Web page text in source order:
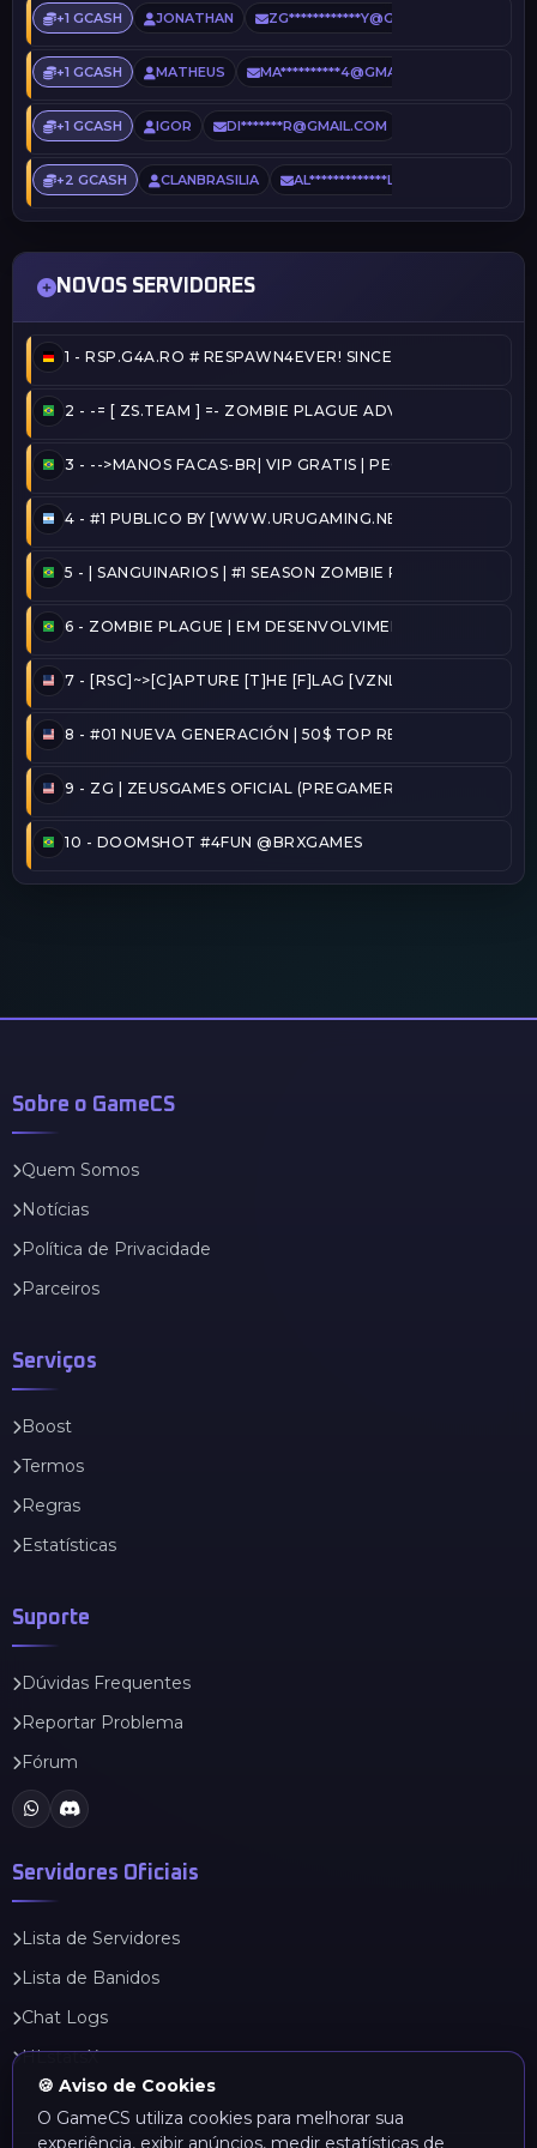
+1 GCASH JONATHAN ZG************Y@GMAIL.COM
+1 GCASH MATHEUS MA**********4@GMAIL.COM
+1 GCASH IGOR DI*******R@GMAIL.COM
+2 GCASH CLANBRASILIA AL*************L@GMAIL.COM
NOVOS SERVIDORES
1 - RSP.G4A.RO # RESPAWN4EVER! SINCE 2020!
2 - -= [ ZS.TEAM ] =- ZOMBIE PLAGUE ADVANCED
3 - -->MANOS FACAS-BR| VIP GRATIS | PEGA BANDEIRA -
4 - #1 PUBLICO BY [WWW.URUGAMING.NET]
5 - | SANGUINARIOS | #1 SEASON ZOMBIE PLAGUE@2026/
6 - ZOMBIE PLAGUE | EM DESENVOLVIMENTO
7 - [RSC]~>[C]APTURE [T]HE [F]LAG [VZNLA]
8 - #01 NUEVA GENERACIÓN | 50$ TOP REINICIADO
9 - ZG | ZEUSGAMES OFICIAL (PREGAMER)
10 - DOOMSHOT #4FUN @BRXGAMES
Sobre o GameCS
Quem Somos
Notícias
Política de Privacidade
Parceiros
Serviços
Boost
Termos
Regras
Estatísticas
Suporte
Dúvidas Frequentes
Reportar Problema
Fórum
Servidores Oficiais
Lista de Servidores
Lista de Banidos
Chat Logs
HLstatsX
🍪 Aviso de Cookies
O GameCS utiliza cookies para melhorar sua
experiência, exibir anúncios, medir estatísticas de